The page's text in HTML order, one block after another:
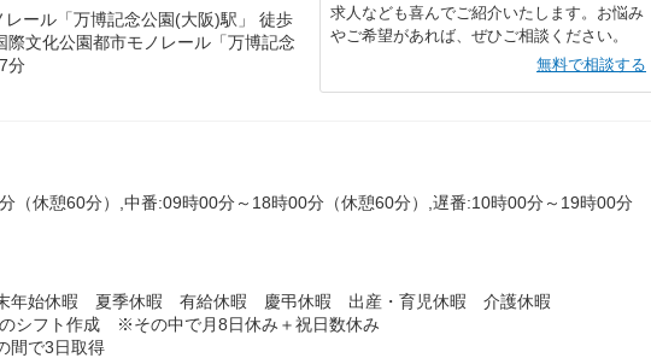
レール「万博記念公園(大阪)駅」 徒歩
際文化公園都市モノレール「万博記念
分
求人なども喜んでご紹介いたします。お悩み
やご希望があれば、ぜひご相談ください。
無料で相談する
（休憩60分）,中番:09時00分～18時00分（休憩60分）,遅番:10時00分～19時00分
年始休暇 夏季休暇 有給休暇 慶弔休暇 出産・育児休暇 介護休暇
シフト作成 ※その中で月8日休み＋祝日数休み
間で3日取得